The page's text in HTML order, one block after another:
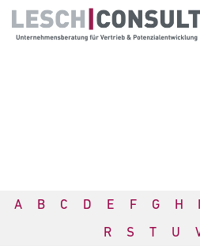
A B C D E F G H I
R
S T U